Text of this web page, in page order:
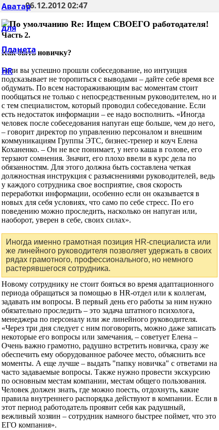
06.12.201202:47
Re: Ищем СВОЕГО работодателя!
Часть 2.
Как быть новичку?
Если вы успешно прошли собеседование, но интуиция
подсказывает не торопиться с выводами – дайте себе время все
обдумать. По всем настораживающим вас моментам стоит
пообщаться не только с непосредственным руководителем, но и
с тем специалистом, который проводил собеседование. Если
есть недостаток информации – ее надо восполнить. «Иногда
человек после собеседования напуган еще больше, чем до него,
– говорит директор по управлению персоналом и внешним
коммуникациям Группы ЭТС, бизнес-тренер и коуч Елена
Коханенко. – Он не все понимает, у него каша в голове, его
терзают сомнения. Значит, его плохо ввели в курс дела по
обязанностям. Для этого должна быть составлена четкая
должностная инструкция с разъяснениями руководителей, ведь
у каждого сотрудника свое восприятие, своя скорость
переработки информации, особенно если он оказывается в
новых для себя условиях, что само по себе стресс. По его
поведению можно проследить, насколько он напуган или,
наоборот, уверен в себе, своих силах».
Иногда именно грамотная позиция HR-специалиста или
же линейного руководителя позволяет удержать в своих
рядах грамотного, профессионального, но немного
растерявшегося сотрудника.
Новому сотруднику не стоит бояться во время адаптационного
периода обращаться за помощью в HR-отдел или к коллегам,
задавать им вопросы. В первый день его работы за ним нужно
обязательно проследить – это задача штатного психолога,
менеджера по персоналу или же линейного руководителя.
«Через три дня следует с ним поговорить, можно даже записать
некоторые его вопросы или замечания, – советует Елена –
Очень важно грамотно, радушно встретить новичка, сразу же
обеспечить ему оборудованное рабочее место, объяснить все
моменты. А еще лучше – выдать "папку новичка" с ответами на
часто задаваемые вопросы. Также нужно провести экскурсию
по основным местам компании, местам общего пользования.
Человек должен знать, где можно поесть, отдохнуть, какие
правила внутреннего распорядка действуют в компании. Если в
этот период работодатель проявит себя как радушный,
вежливый хозяин – сотрудник намного быстрее поймет, что это
ЕГО компания».